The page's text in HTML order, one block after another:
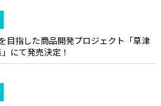
目指した商品開発プロジェクト「草津
にて発売決定！